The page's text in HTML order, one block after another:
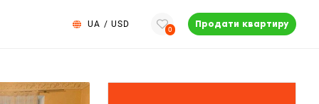
UA / USD
0
Продати квартиру